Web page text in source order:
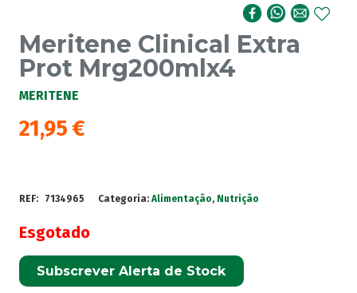
Meritene Clinical Extra
Prot Mrg200mlx4
MERITENE
21,95 €
REF: 7134965 Categoria:Alimentação, Nutrição
Esgotado
Subscrever Alerta de Stock